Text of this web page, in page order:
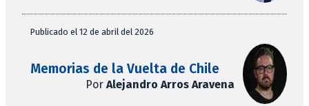
Publicado el 12 de abril del 2026
Memorias de la Vuelta de Chile
Por Alejandro Arros Aravena